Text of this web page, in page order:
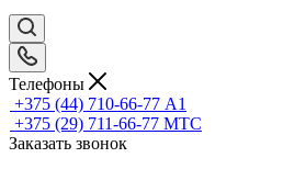
Телефоны
+375 (44) 710-66-77 А1
+375 (29) 711-66-77 МТС
Заказать звонок